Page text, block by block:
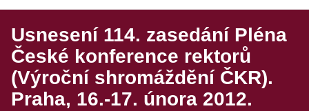
Usnesení 114. zasedání Pléna
České konference rektorů
(Výroční shromáždění ČKR).
Praha, 16.-17. února 2012.